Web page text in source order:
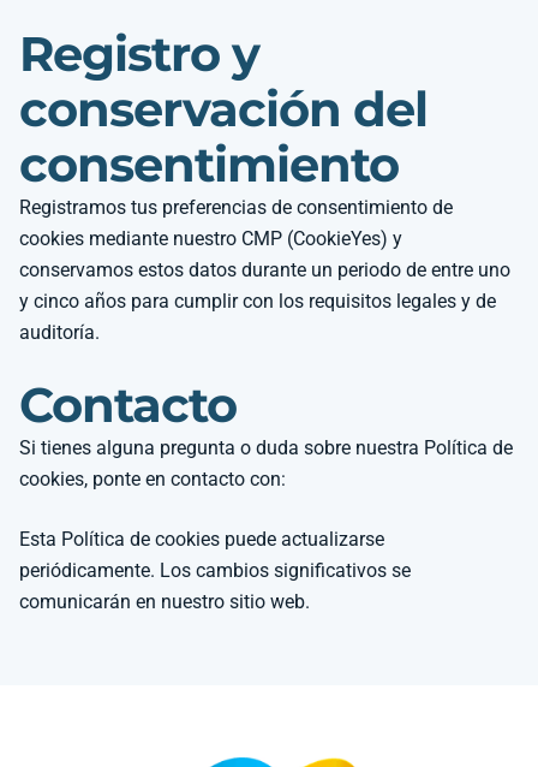
Registro y
conservación del
consentimiento
Registramos tus preferencias de consentimiento de
cookies mediante nuestro CMP (CookieYes) y
conservamos estos datos durante un periodo de entre uno
y cinco años para cumplir con los requisitos legales y de
auditoría.
Contacto
Si tienes alguna pregunta o duda sobre nuestra Política de
cookies, ponte en contacto con:
Esta Política de cookies puede actualizarse
periódicamente. Los cambios significativos se
comunicarán en nuestro sitio web.